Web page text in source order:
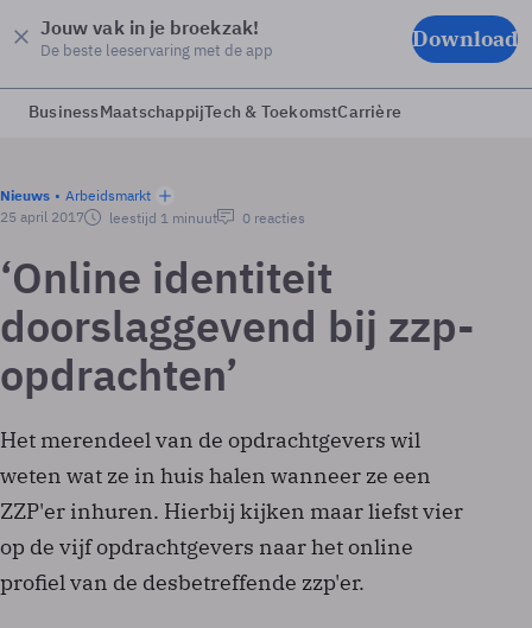
Jouw vak in je broekzak!
De beste leeservaring met de app Download
BusinessMaatschappijTech & ToekomstCarrière
Nieuws
Arbeidsmarkt
25 april 2017
leestijd 1 minuut 0 reacties
‘Online identiteit
doorslaggevend bij zzp-
opdrachten’
Het merendeel van de opdrachtgevers wil
weten wat ze in huis halen wanneer ze een
ZZP'er inhuren. Hierbij kijken maar liefst vier
op de vijf opdrachtgevers naar het online
profiel van de desbetreffende zzp'er.